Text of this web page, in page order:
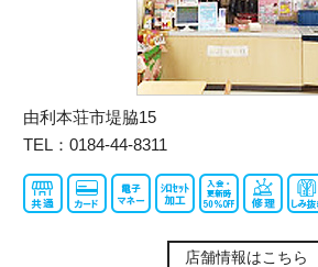
由利本荘市堤脇15
TEL：0184-44-8311
店舗情報はこちら